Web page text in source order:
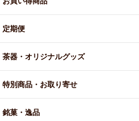
定期便
茶器・オリジナルグッズ
特別商品・お取り寄せ
銘菓・逸品